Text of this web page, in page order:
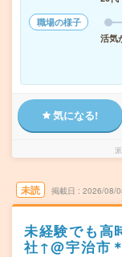
職場の様子
活気
気になる!
未読 掲載日 2026/08/
未経験でも高
社↑@宇治市